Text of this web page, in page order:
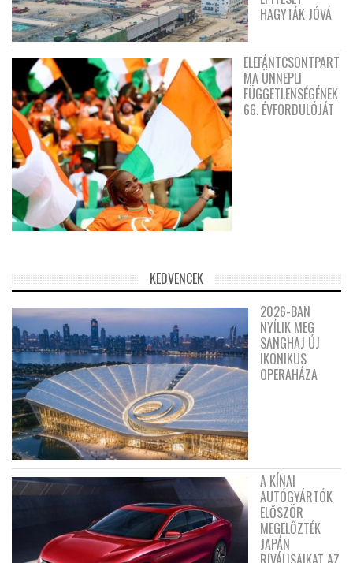
HAGYTÁK JÓVÁ
ELEFÁNTCSONTPART
MA ÜNNEPLI
FÜGGETLENSÉGÉNEK
66. ÉVFORDULÓJÁT
KEDVENCEK
2026-BAN
NYÍLIK MEG
SANGHAJ ÚJ
IKONIKUS
OPERAHÁZA
A KÍNAI
AUTÓGYÁRTÓK
ELŐSZÖR
MEGELŐZTÉK
JAPÁN